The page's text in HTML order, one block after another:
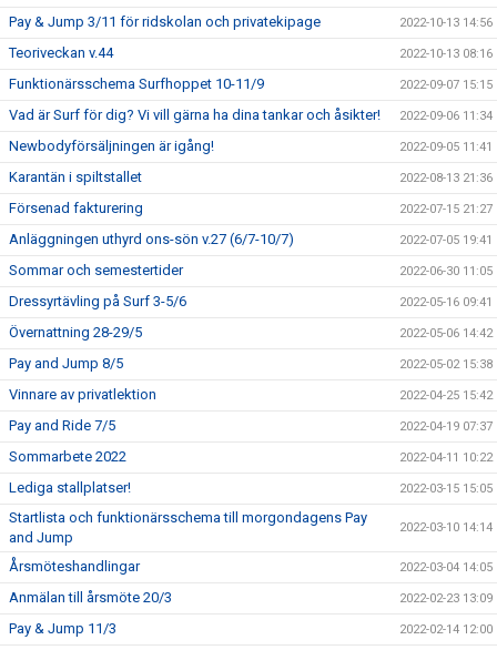
Pay & Jump 3/11 för ridskolan och privatekipage 2022-10-13 14:56
Teoriveckan v.44 2022-10-13 08:16
Funktionärsschema Surfhoppet 10-11/9 2022-09-07 15:15
Vad är Surf för dig? Vi vill gärna ha dina tankar och åsikter! 2022-09-06 11:34
Newbodyförsäljningen är igång! 2022-09-05 11:41
Karantän i spiltstallet 2022-08-13 21:36
Försenad fakturering 2022-07-15 21:27
Anläggningen uthyrd ons-sön v.27 (6/7-10/7) 2022-07-05 19:41
Sommar och semestertider 2022-06-30 11:05
Dressyrtävling på Surf 3-5/6 2022-05-16 09:41
Övernattning 28-29/5 2022-05-06 14:42
Pay and Jump 8/5 2022-05-02 15:38
Vinnare av privatlektion 2022-04-25 15:42
Pay and Ride 7/5 2022-04-19 07:37
Sommarbete 2022 2022-04-11 10:22
Lediga stallplatser! 2022-03-15 15:05
Startlista och funktionärsschema till morgondagens Pay
and Jump
2022-03-10 14:14
Årsmöteshandlingar 2022-03-04 14:05
Anmälan till årsmöte 20/3 2022-02-23 13:09
Pay & Jump 11/3 2022-02-14 12:00